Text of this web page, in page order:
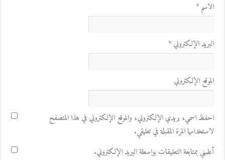
الاسم*
البريد الإلكتروني*
الموقع الإلكتروني
احفظ اسمي، بريدي الإلكتروني، والموقع الإلكتروني في هذا المتصفح
لاستخدامها المرة المقبلة في تعليقي.
أعلمني بمتابعة التعليقات بواسطة البريد الإلكتروني.